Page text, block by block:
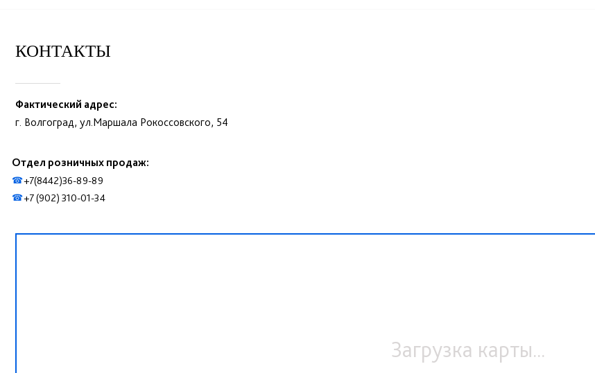
КОНТАКТЫ
Фактический адрес:
г. Волгоград, ул.Маршала Рокоссовского, 54
Отдел розничных продаж:
☎+7(8442)36-89-89
☎+7 (902) 310-01-34
Загрузка карты...